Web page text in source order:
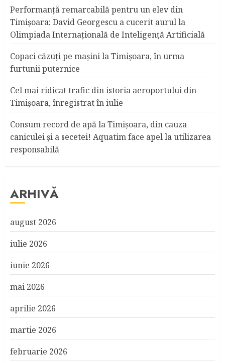
Performanță remarcabilă pentru un elev din
Timișoara: David Georgescu a cucerit aurul la
Olimpiada Internațională de Inteligență Artificială
Copaci căzuţi pe maşini la Timişoara, în urma
furtunii puternice
Cel mai ridicat trafic din istoria aeroportului din
Timişoara, înregistrat în iulie
Consum record de apă la Timişoara, din cauza
caniculei şi a secetei! Aquatim face apel la utilizarea
responsabilă
ARHIVĂ
august 2026
iulie 2026
iunie 2026
mai 2026
aprilie 2026
martie 2026
februarie 2026